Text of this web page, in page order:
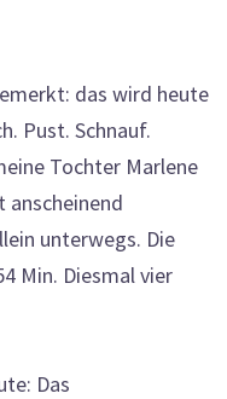
das wird heute
Pust. Schnauf.
Tochter Marlene
anscheinend
unterwegs. Die
Min. Diesmal vier
Das